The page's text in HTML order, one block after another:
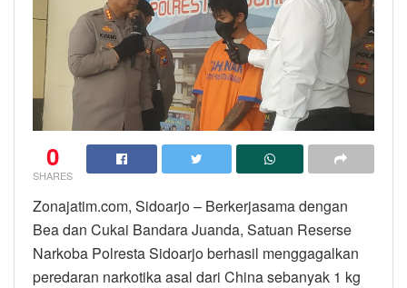
0
SHARES
Zonajatim.com, Sidoarjo – Berkerjasama dengan
Bea dan Cukai Bandara Juanda, Satuan Reserse
Narkoba Polresta Sidoarjo berhasil menggagalkan
peredaran narkotika asal dari China sebanyak 1 kg